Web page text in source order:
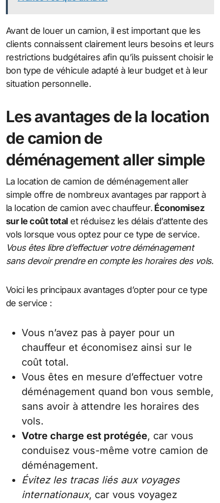
Avant de louer un camion, il est important que les
clients connaissent clairement leurs besoins et leurs
restrictions budgétaires afin qu’ils puissent choisir le
bon type de véhicule adapté à leur budget et à leur
situation personnelle.
Les avantages de la location
de camion de
déménagement aller simple
La location de camion de déménagement aller
simple offre de nombreux avantages par rapport à
la location de camion avec chauffeur. Économisez
sur le coût total et réduisez les délais d’attente des
vols lorsque vous optez pour ce type de service.
Vous êtes libre d’effectuer votre déménagement
sans devoir prendre en compte les horaires des vols.
Voici les principaux avantages d’opter pour ce type
de service :
Vous n’avez pas à payer pour un
chauffeur et économisez ainsi sur le
coût total.
Vous êtes en mesure d’effectuer votre
déménagement quand bon vous semble,
sans avoir à attendre les horaires des
vols.
Votre charge est protégée, car vous
conduisez vous-même votre camion de
déménagement.
Évitez les tracas liés aux voyages
internationaux, car vous voyagez